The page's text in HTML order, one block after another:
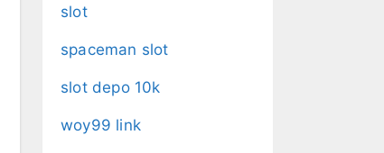
slot
spaceman slot
slot depo 10k
woy99 link